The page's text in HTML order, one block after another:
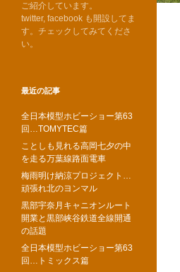
ご紹介しています。
twitter, facebook も開設してま
す。チェックしてみてくださ
い。
最近の記事
全日本模型ホビーショー第63
回…TOMYTEC篇
ことしも見れる高岡七夕の中
を走る万葉線路面電車
梅雨明け納涼プロジェクト…
頑張れ北のヨンマル
黒部宇奈月キャニオンルート
開業と黒部峡谷鉄道全線開通
の話題
全日本模型ホビーショー第63
回…トミックス篇